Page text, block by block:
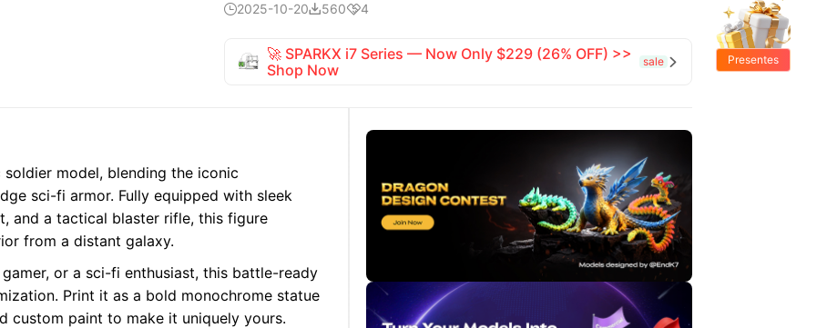
2025-10-205604
🚀 SPARKX i7 Series — Now Only $229 (26% OFF) >>
Shop Now
sale 
model, blending the iconic
sci-fi armor. Fully equipped with sleek
and a tactical blaster rifle, this figure
from a distant galaxy.
or a sci-fi enthusiast, this battle-ready
Print it as a bold monochrome statue
custom paint to make it uniquely yours.
Presentes